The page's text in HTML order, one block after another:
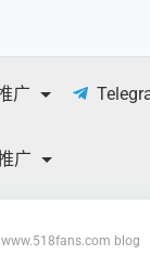
广
广
blog